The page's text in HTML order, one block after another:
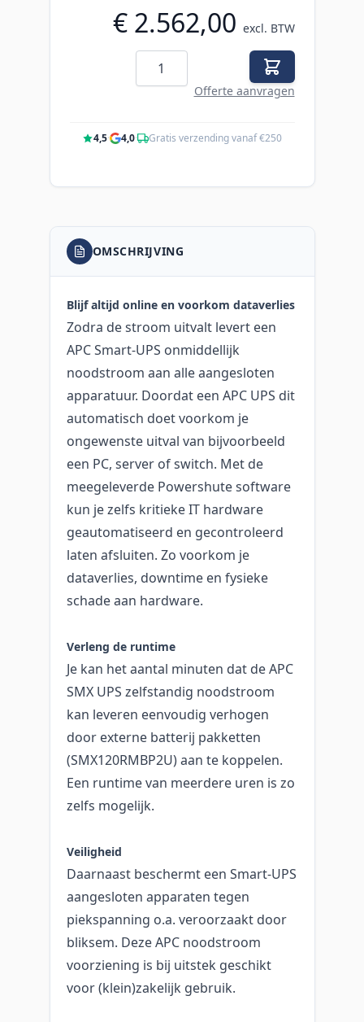
€ 2.562,00 excl. BTW
Aantal
Offerte aanvragen
4,5· 4,0· Gratis verzending vanaf €250
OMSCHRIJVING
Blijf altijd online en voorkom dataverlies
Zodra de stroom uitvalt levert een
APC Smart-UPS onmiddellijk
noodstroom aan alle aangesloten
apparatuur. Doordat een APC UPS dit
automatisch doet voorkom je
ongewenste uitval van bijvoorbeeld
een PC, server of switch. Met de
meegeleverde Powershute software
kun je zelfs kritieke IT hardware
geautomatiseerd en gecontroleerd
laten afsluiten. Zo voorkom je
dataverlies, downtime en fysieke
schade aan hardware.
Verleng de runtime
Je kan het aantal minuten dat de APC
SMX UPS zelfstandig noodstroom
kan leveren eenvoudig verhogen
door externe batterij pakketten
(SMX120RMBP2U) aan te koppelen.
Een runtime van meerdere uren is zo
zelfs mogelijk.
Veiligheid
Daarnaast beschermt een Smart-UPS
aangesloten apparaten tegen
piekspanning o.a. veroorzaakt door
bliksem. Deze APC noodstroom
voorziening is bij uitstek geschikt
voor (klein)zakelijk gebruik.